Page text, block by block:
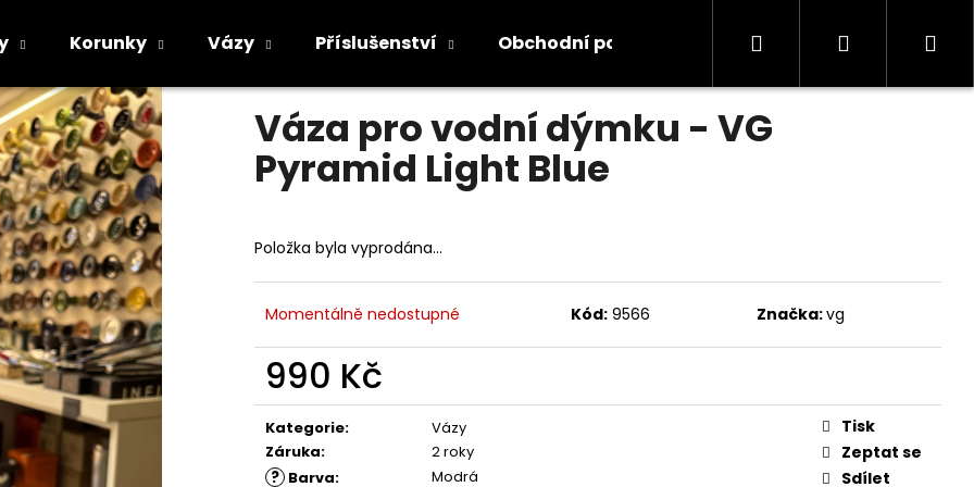
Korunky Vázy Příslušenství Obchodní podmínky Kontakty Informace
Hledat Přihlášení
hodnocení
produktu
je
0,0
Váza pro vodní dýmku - VG
Pyramid Light Blue
Položka byla vyprodána…
Momentálně nedostupné Kód: 9566 Značka:vg
990 Kč
Měrná
cena:
Kategorie:
Vázy
Záruka: 2 roky
? Barva: Modrá
Tisk
Zeptat se
Sdílet
Co potřebujete najít?
Doporučujeme